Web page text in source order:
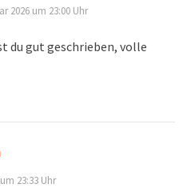
2026 um 23:00 Uhr
du gut geschrieben, volle
23:33 Uhr